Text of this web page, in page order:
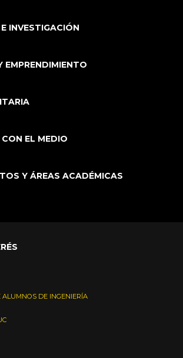
INVESTIGACIÓN
EMPRENDIMIENTO
EL MEDIO
Y ÁREAS ACADÉMICAS
ALUMNOS DE INGENIERÍA